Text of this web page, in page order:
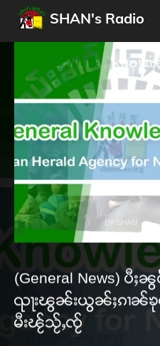
SHAN's Radio
(General News) ပီႈ
ၺႃးၽွၼ်းယွၼ်ႈၵၢၼ်ၶု
မီးၽႂ်သႂ်ႇၸႂ်